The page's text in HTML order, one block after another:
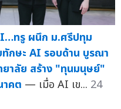
ทรู ผนึก ม.ศรีปทุม
กษะ AI รอบด้าน บูรณา
ยาลัย สร้าง "ทุนมนุษย์"
คต — เมื่อ AI เข... 24